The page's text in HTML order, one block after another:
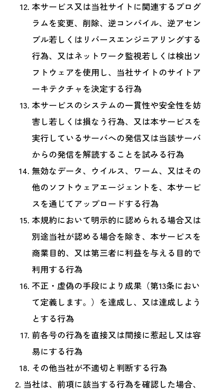
本サービス又は当社サイトに関連するプログ
ラムを変更、削除、逆コンパイル、逆アセン
ブル若しくはリバースエンジニアリングする
行為、又はネットワーク監視若しくは検出ソ
フトウェアを使用し、当社サイトのサイトア
ーキテクチャを決定する行為
本サービスのシステムの一貫性や安全性を妨
害し若しくは損なう行為、又は本サービスを
実行しているサーバへの発信又は当該サーバ
からの発信を解読することを試みる行為
無効なデータ、ウイルス、ワーム、又はその
他のソフトウェアエージェントを、本サービ
スを通じてアップロードする行為
本規約において明示的に認められる場合又は
別途当社が認める場合を除き、本サービスを
商業目的、又は第三者に利益を与える目的で
利用する行為
不正・虚偽の手段により成果（第13条におい
て定義します。）を達成し、又は達成しよう
とする行為
前各号の行為を直接又は間接に惹起し又は容
易にする行為
その他当社が不適切と判断する行為
当社は、前項に該当する行為を確認した場合、